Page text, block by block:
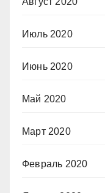
Июль 2020
Июнь 2020
Май 2020
Март 2020
Февраль 2020